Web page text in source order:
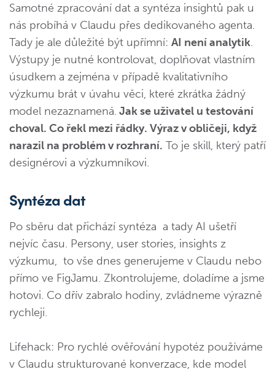
Samotné zpracování dat a syntéza insightů pak u
nás probíhá v Claudu přes dedikovaného agenta.
Tady je ale důležité být upřímní: AI není analytik.
Výstupy je nutné kontrolovat, doplňovat vlastním
úsudkem a zejména v případě kvalitativního
výzkumu brát v úvahu věci, které zkrátka žádný
model nezaznamená. Jak se uživatel u testování
choval. Co řekl mezi řádky. Výraz v obličeji, když
narazil na problém v rozhraní. To je skill, který patří
designérovi a výzkumníkovi.
Syntéza dat
Po sběru dat přichází syntéza a tady AI ušetří
nejvíc času. Persony, user stories, insights z
výzkumu, to vše dnes generujeme v Claudu nebo
přímo ve FigJamu. Zkontrolujeme, doladíme a jsme
hotovi. Co dřív zabralo hodiny, zvládneme výrazně
rychleji.
Lifehack: Pro rychlé ověřování hypotéz používáme
v Claudu strukturované konverzace, kde model